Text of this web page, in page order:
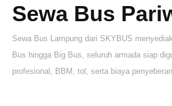
Sewa Bus
Sewa Bus Lampung dari SKYBUS
Bus hingga Big Bus, seluruh armada siap
profesional, BBM, tol, serta biaya